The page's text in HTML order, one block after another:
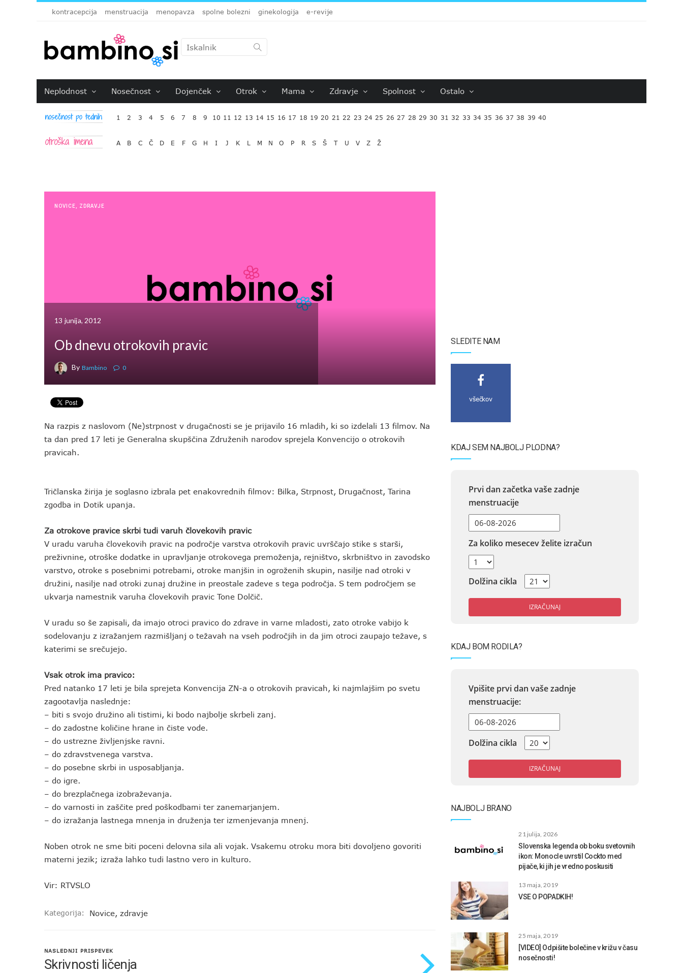
kontracepcija menstruacija menopavza spolne bolezni ginekologija e-revije
Neplodnost Nosečnost Dojenček Otrok Mama Zdravje Spolnost Ostalo
1 2 3 4 5 6 7 8 9 10 11 12 13 14 15 16 17 18 19 20 21 22 23 24 25 26 27 28 29 30 31 32 33 34 35 36 37 38 39 40
A B C Č D E F G H I J K L M N O P R S Š T U V Z Ž
NOVICE ZDRAVJE
13 junija, 2012
Ob dnevu otrokovih pravic
By Bambino 0
Na razpis z naslovom (Ne)strpnost v drugačnosti se je prijavilo 16 mladih, ki so izdelali 13 filmov. Na
ta dan pred 17 leti je Generalna skupščina Združenih narodov sprejela Konvencijo o otrokovih
pravicah.
Tričlanska žirija je soglasno izbrala pet enakovrednih filmov: Bilka, Strpnost, Drugačnost, Tarina
zgodba in Dotik upanja.
Za otrokove pravice skrbi tudi varuh človekovih pravic
V uradu varuha človekovih pravic na področje varstva otrokovih pravic uvrščajo stike s starši,
preživnine, otroške dodatke in upravljanje otrokovega premoženja, rejništvo, skrbništvo in zavodsko
varstvo, otroke s posebnimi potrebami, otroke manjšin in ogroženih skupin, nasilje nad otroki v
družini, nasilje nad otroki zunaj družine in preostale zadeve s tega področja. S tem področjem se
ukvarja namestnik varuha človekovih pravic Tone Dolčič.
V uradu so še zapisali, da imajo otroci pravico do zdrave in varne mladosti, zato otroke vabijo k
sodelovanju z izražanjem razmišljanj o težavah na vseh področjih in da jim otroci zaupajo težave, s
katerimi se srečujejo.
Vsak otrok ima pravico:
Pred natanko 17 leti je bila sprejeta Konvencija ZN-a o otrokovih pravicah, ki najmlajšim po svetu
zagootavlja naslednje:
– biti s svojo družino ali tistimi, ki bodo najbolje skrbeli zanj.
– do zadostne količine hrane in čiste vode.
– do ustrezne življenjske ravni.
– do zdravstvenega varstva.
– do posebne skrbi in usposabljanja.
– do igre.
– do brezplačnega izobraževanja.
– do varnosti in zaščite pred poškodbami ter zanemarjanjem.
– do izražanja lastnega mnenja in druženja ter izmenjevanja mnenj.
Noben otrok ne sme biti poceni delovna sila ali vojak. Vsakemu otroku mora biti dovoljeno govoriti
materni jezik; izraža lahko tudi lastno vero in kulturo.
Vir: RTVSLO
Kategorija: Novice, zdravje
NASLEDNJI PRISPEVEK
Skrivnosti ličenja
SLEDITE NAM
všečkov
KDAJ SEM NAJBOLJ PLODNA?
Prvi dan začetka vaše zadnje
menstruacije
Za koliko mesecev želite izračun
Dolžina cikla
IZRAČUNAJ
KDAJ BOM RODILA?
Vpišite prvi dan vaše zadnje
menstruacije:
Dolžina cikla
IZRAČUNAJ
NAJBOLJ BRANO
21 julija, 2026
Slovenska legenda ob boku svetovnih
ikon: Monocle uvrstil Cockto med
pijače, ki jih je vredno poskusiti
13 maja, 2019
VSE O POPADKIH!
25 maja, 2019
[VIDEO] Odpišite bolečine v križu v času
nosečnosti!